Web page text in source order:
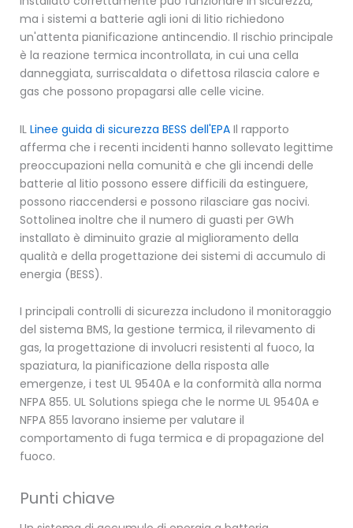
ma i sistemi a batterie agli ioni di litio richiedono
un'attenta pianificazione antincendio. Il rischio principale
è la reazione termica incontrollata, in cui una cella
danneggiata, surriscaldata o difettosa rilascia calore e
gas che possono propagarsi alle celle vicine.
IL Linee guida di sicurezza BESS dell'EPA Il rapporto
afferma che i recenti incidenti hanno sollevato legittime
preoccupazioni nella comunità e che gli incendi delle
batterie al litio possono essere difficili da estinguere,
possono riaccendersi e possono rilasciare gas nocivi.
Sottolinea inoltre che il numero di guasti per GWh
installato è diminuito grazie al miglioramento della
qualità e della progettazione dei sistemi di accumulo di
energia (BESS).
I principali controlli di sicurezza includono il monitoraggio
del sistema BMS, la gestione termica, il rilevamento di
gas, la progettazione di involucri resistenti al fuoco, la
spaziatura, la pianificazione della risposta alle
emergenze, i test UL 9540A e la conformità alla norma
NFPA 855. UL Solutions spiega che le norme UL 9540A e
NFPA 855 lavorano insieme per valutare il
comportamento di fuga termica e di propagazione del
fuoco.
Punti chiave